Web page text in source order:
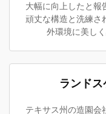
大幅に向上したと報
頑丈な構造と洗練さ
外環境に美し
ランド
テキサス州の造園会